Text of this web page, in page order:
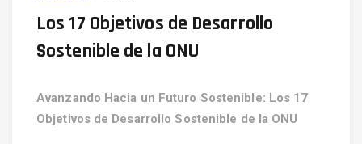
Los 17 Objetivos de Desarrollo
Sostenible de la ONU
Avanzando Hacia un Futuro Sostenible: Los 17
Objetivos de Desarrollo Sostenible de la ONU